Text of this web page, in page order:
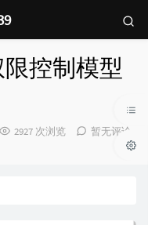
限控制模型
2927 次浏览
暂无评论